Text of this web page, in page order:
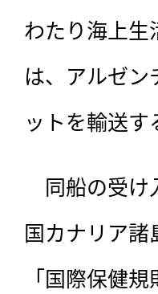
わたり海上生
は、アルゼ
ットを輸送
同船の受け
国カナリア
「国際保健